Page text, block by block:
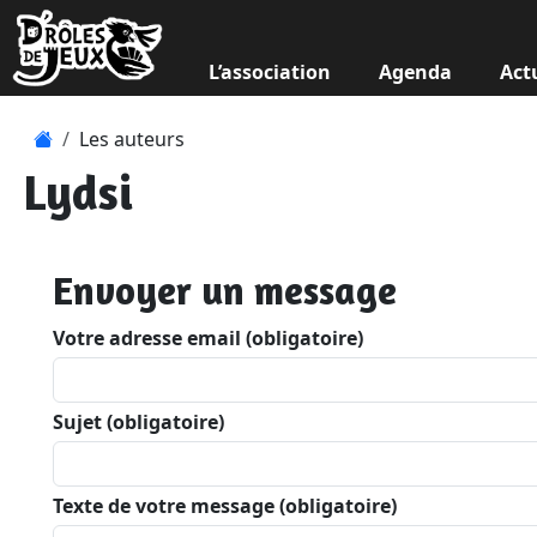
L’association Agenda
Les auteurs
Lydsi
Envoyer un message
Votre adresse email (obligatoire)
Sujet (obligatoire)
Texte de votre message (obligatoire)